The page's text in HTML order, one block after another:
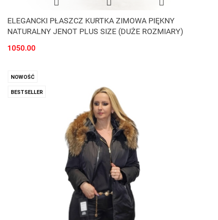
ELEGANCKI PŁASZCZ KURTKA ZIMOWA PIĘKNY
NATURALNY JENOT PLUS SIZE (DUŻE ROZMIARY)
1050.00
NOWOŚĆ
BESTSELLER